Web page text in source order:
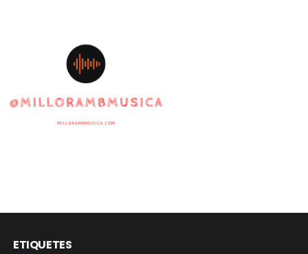
ETIQUETES